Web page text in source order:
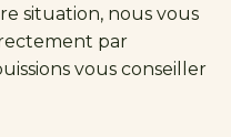
situation, nous vous
par
vous conseiller